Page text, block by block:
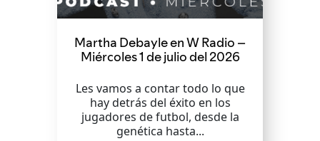
Martha Debayle en W Radio –
Miércoles 1 de julio del 2026
Les vamos a contar todo lo que
hay detrás del éxito en los
jugadores de futbol, desde la
genética hasta...